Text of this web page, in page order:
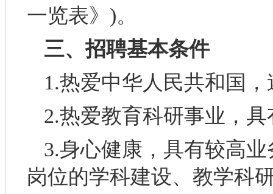
一览表》)。
三、招聘基本条件
1.热爱中华人民共和国
2.热爱教育科研事业，
3.身心健康，具有较高
岗位的学科建设、教学科